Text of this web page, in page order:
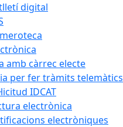
digital
amb càrrec electe
per fer tràmits telemàtics
IDCAT
electrònica
electròniques